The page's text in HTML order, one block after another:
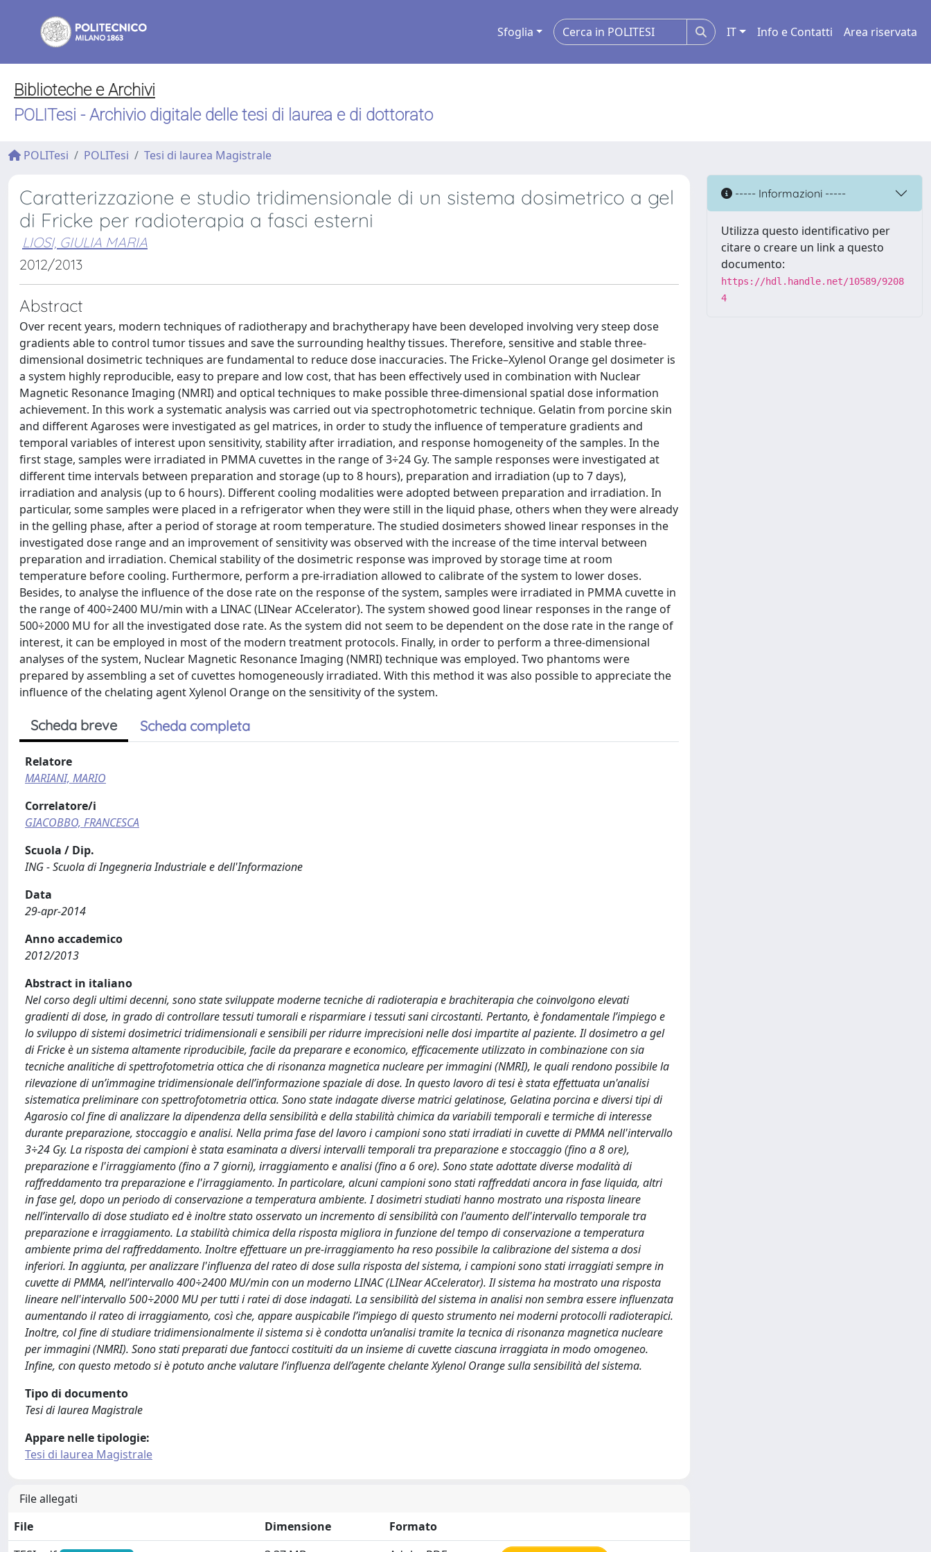
Sfoglia IT Info e Contatti Area riservata
Biblioteche e Archivi
POLITesi - Archivio digitale delle tesi di laurea e di dottorato
POLITesi POLITesi Tesi di laurea Magistrale
Caratterizzazione e studio tridimensionale di un sistema dosimetrico a gel
di Fricke per radioterapia a fasci esterni
LIOSI, GIULIA MARIA
2012/2013
Abstract
Over recent years, modern techniques of radiotherapy and brachytherapy have been developed involving very steep dose
gradients able to control tumor tissues and save the surrounding healthy tissues. Therefore, sensitive and stable three-
dimensional dosimetric techniques are fundamental to reduce dose inaccuracies. The Fricke–Xylenol Orange gel dosimeter is
a system highly reproducible, easy to prepare and low cost, that has been effectively used in combination with Nuclear
Magnetic Resonance Imaging (NMRI) and optical techniques to make possible three-dimensional spatial dose information
achievement. In this work a systematic analysis was carried out via spectrophotometric technique. Gelatin from porcine skin
and different Agaroses were investigated as gel matrices, in order to study the influence of temperature gradients and
temporal variables of interest upon sensitivity, stability after irradiation, and response homogeneity of the samples. In the
first stage, samples were irradiated in PMMA cuvettes in the range of 3÷24 Gy. The sample responses were investigated at
different time intervals between preparation and storage (up to 8 hours), preparation and irradiation (up to 7 days),
irradiation and analysis (up to 6 hours). Different cooling modalities were adopted between preparation and irradiation. In
particular, some samples were placed in a refrigerator when they were still in the liquid phase, others when they were already
in the gelling phase, after a period of storage at room temperature. The studied dosimeters showed linear responses in the
investigated dose range and an improvement of sensitivity was observed with the increase of the time interval between
preparation and irradiation. Chemical stability of the dosimetric response was improved by storage time at room
temperature before cooling. Furthermore, perform a pre-irradiation allowed to calibrate of the system to lower doses.
Besides, to analyse the influence of the dose rate on the response of the system, samples were irradiated in PMMA cuvette in
the range of 400÷2400 MU/min with a LINAC (LINear ACcelerator). The system showed good linear responses in the range of
500÷2000 MU for all the investigated dose rate. As the system did not seem to be dependent on the dose rate in the range of
interest, it can be employed in most of the modern treatment protocols. Finally, in order to perform a three-dimensional
analyses of the system, Nuclear Magnetic Resonance Imaging (NMRI) technique was employed. Two phantoms were
prepared by assembling a set of cuvettes homogeneously irradiated. With this method it was also possible to appreciate the
influence of the chelating agent Xylenol Orange on the sensitivity of the system.
Scheda breve Scheda completa
Relatore
MARIANI, MARIO
Correlatore/i
GIACOBBO, FRANCESCA
Scuola / Dip.
ING - Scuola di Ingegneria Industriale e dell'Informazione
Data
29-apr-2014
Anno accademico
2012/2013
Abstract in italiano
Nel corso degli ultimi decenni, sono state sviluppate moderne tecniche di radioterapia e brachiterapia che coinvolgono elevati
gradienti di dose, in grado di controllare tessuti tumorali e risparmiare i tessuti sani circostanti. Pertanto, è fondamentale l’impiego e
lo sviluppo di sistemi dosimetrici tridimensionali e sensibili per ridurre imprecisioni nelle dosi impartite al paziente. Il dosimetro a gel
di Fricke è un sistema altamente riproducibile, facile da preparare e economico, efficacemente utilizzato in combinazione con sia
tecniche analitiche di spettrofotometria ottica che di risonanza magnetica nucleare per immagini (NMRI), le quali rendono possibile la
rilevazione di un’immagine tridimensionale dell’informazione spaziale di dose. In questo lavoro di tesi è stata effettuata un'analisi
sistematica preliminare con spettrofotometria ottica. Sono state indagate diverse matrici gelatinose, Gelatina porcina e diversi tipi di
Agarosio col fine di analizzare la dipendenza della sensibilità e della stabilità chimica da variabili temporali e termiche di interesse
durante preparazione, stoccaggio e analisi. Nella prima fase del lavoro i campioni sono stati irradiati in cuvette di PMMA nell'intervallo
3÷24 Gy. La risposta dei campioni è stata esaminata a diversi intervalli temporali tra preparazione e stoccaggio (fino a 8 ore),
preparazione e l'irraggiamento (fino a 7 giorni), irraggiamento e analisi (fino a 6 ore). Sono state adottate diverse modalità di
raffreddamento tra preparazione e l'irraggiamento. In particolare, alcuni campioni sono stati raffreddati ancora in fase liquida, altri
in fase gel, dopo un periodo di conservazione a temperatura ambiente. I dosimetri studiati hanno mostrato una risposta lineare
nell’intervallo di dose studiato ed è inoltre stato osservato un incremento di sensibilità con l'aumento dell'intervallo temporale tra
preparazione e irraggiamento. La stabilità chimica della risposta migliora in funzione del tempo di conservazione a temperatura
ambiente prima del raffreddamento. Inoltre effettuare un pre-irraggiamento ha reso possibile la calibrazione del sistema a dosi
inferiori. In aggiunta, per analizzare l'influenza del rateo di dose sulla risposta del sistema, i campioni sono stati irraggiati sempre in
cuvette di PMMA, nell’intervallo 400÷2400 MU/min con un moderno LINAC (LINear ACcelerator). Il sistema ha mostrato una risposta
lineare nell'intervallo 500÷2000 MU per tutti i ratei di dose indagati. La sensibilità del sistema in analisi non sembra essere influenzata
aumentando il rateo di irraggiamento, così che, appare auspicabile l’impiego di questo strumento nei moderni protocolli radioterapici.
Inoltre, col fine di studiare tridimensionalmente il sistema si è condotta un’analisi tramite la tecnica di risonanza magnetica nucleare
per immagini (NMRI). Sono stati preparati due fantocci costituiti da un insieme di cuvette ciascuna irraggiata in modo omogeneo.
Infine, con questo metodo si è potuto anche valutare l’influenza dell’agente chelante Xylenol Orange sulla sensibilità del sistema.
Tipo di documento
Tesi di laurea Magistrale
Appare nelle tipologie:
Tesi di laurea Magistrale
File allegati
File
Dimensione
Formato
----- Informazioni -----
Utilizza questo identificativo per
citare o creare un link a questo
documento:
https://hdl.handle.net/10589/9208
4